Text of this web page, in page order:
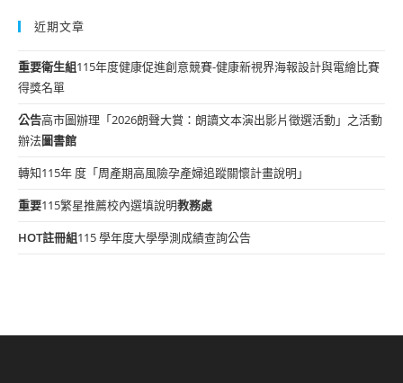
近期文章
重要衛生組115年度健康促進創意競賽-健康新視界海報設計與電繪比賽
得獎名單
公告高市圖辦理「2026朗聲大賞：朗讀文本演出影片徵選活動」之活動
辦法圖書館
轉知115年 度「周產期高風險孕產婦追蹤關懷計畫說明」
重要115繁星推薦校內選填說明教務處
HOT註冊組115 學年度大學學測成績查詢公告